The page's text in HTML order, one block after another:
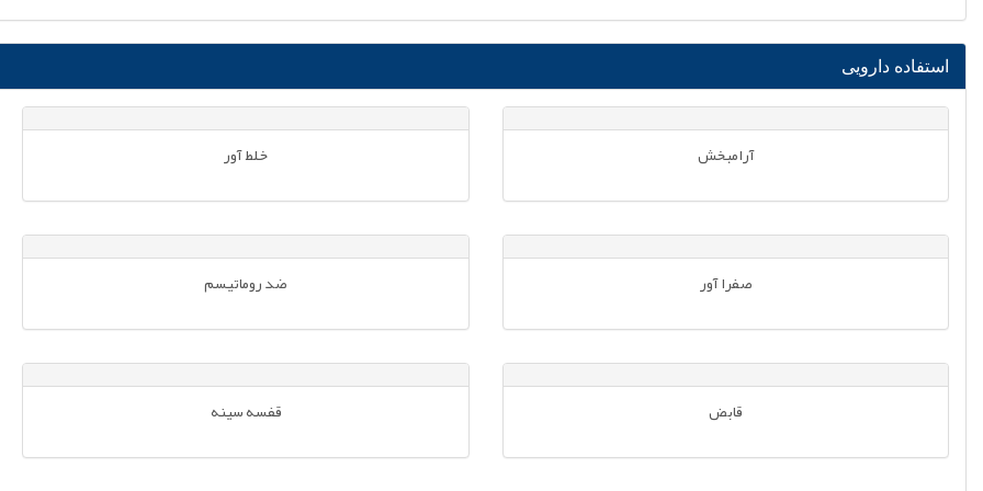
استفاده دارویی
آرامبخش خلط آور
صفرا آور ضد روماتیسم
قابض قفسه سینه